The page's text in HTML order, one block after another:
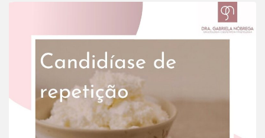
Dra Gabriela Nóbrega
Especialidades
Conteúdo
Contato
Agendar consulta
Agendar consulta